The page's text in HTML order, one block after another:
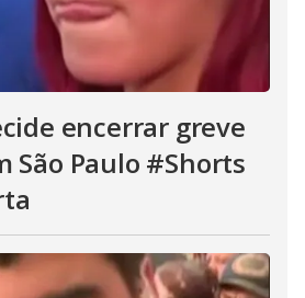
encerrar greve
São Paulo #Shorts